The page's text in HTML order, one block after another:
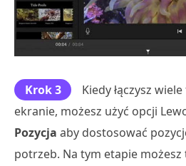
Krok 3
Kiedy łączysz
ekranie, możesz użyć opcji
Pozycja aby dostosować
potrzeb. Na tym etapie możesz